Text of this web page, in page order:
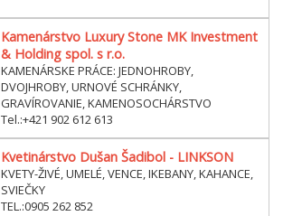
Kamenárstvo Luxury Stone MK Investment
& Holding spol. s r.o.
KAMENÁRSKE PRÁCE: JEDNOHROBY,
DVOJHROBY, URNOVÉ SCHRÁNKY,
GRAVÍROVANIE, KAMENOSOCHÁRSTVO
Tel.:+421 902 612 613
Kvetinárstvo Dušan Šadibol - LINKSON
KVETY-ŽIVÉ, UMELÉ, VENCE, IKEBANY, KAHANCE,
SVIEČKY
TEL.:0905 262 852